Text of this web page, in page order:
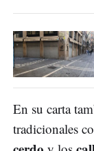
En su carta
tradicionales